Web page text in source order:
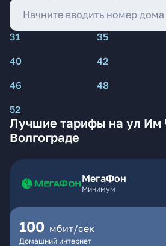
31 35
40
42
46
48
52
Лучшие тарифы на ул Им
Волгограде
МегаФон
Минимум
100 мбит/сек
Домашний интернет